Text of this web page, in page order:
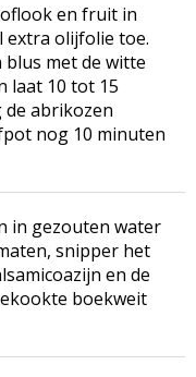
en fruit in
extra olijfolie toe.
blus met de witte
laat 10 tot 15
abrikozen
nog 10 minuten
in gezouten water
snipper het
en de
boekweit